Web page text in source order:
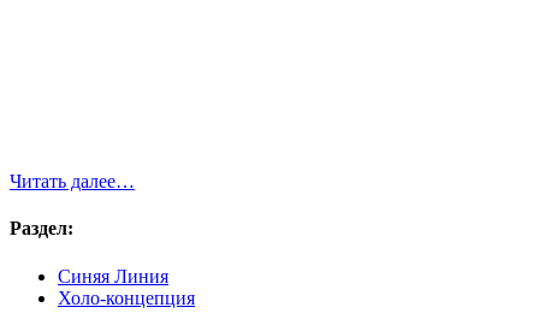
Читать далее…
Раздел:
Синяя Линия
Холо-концепция